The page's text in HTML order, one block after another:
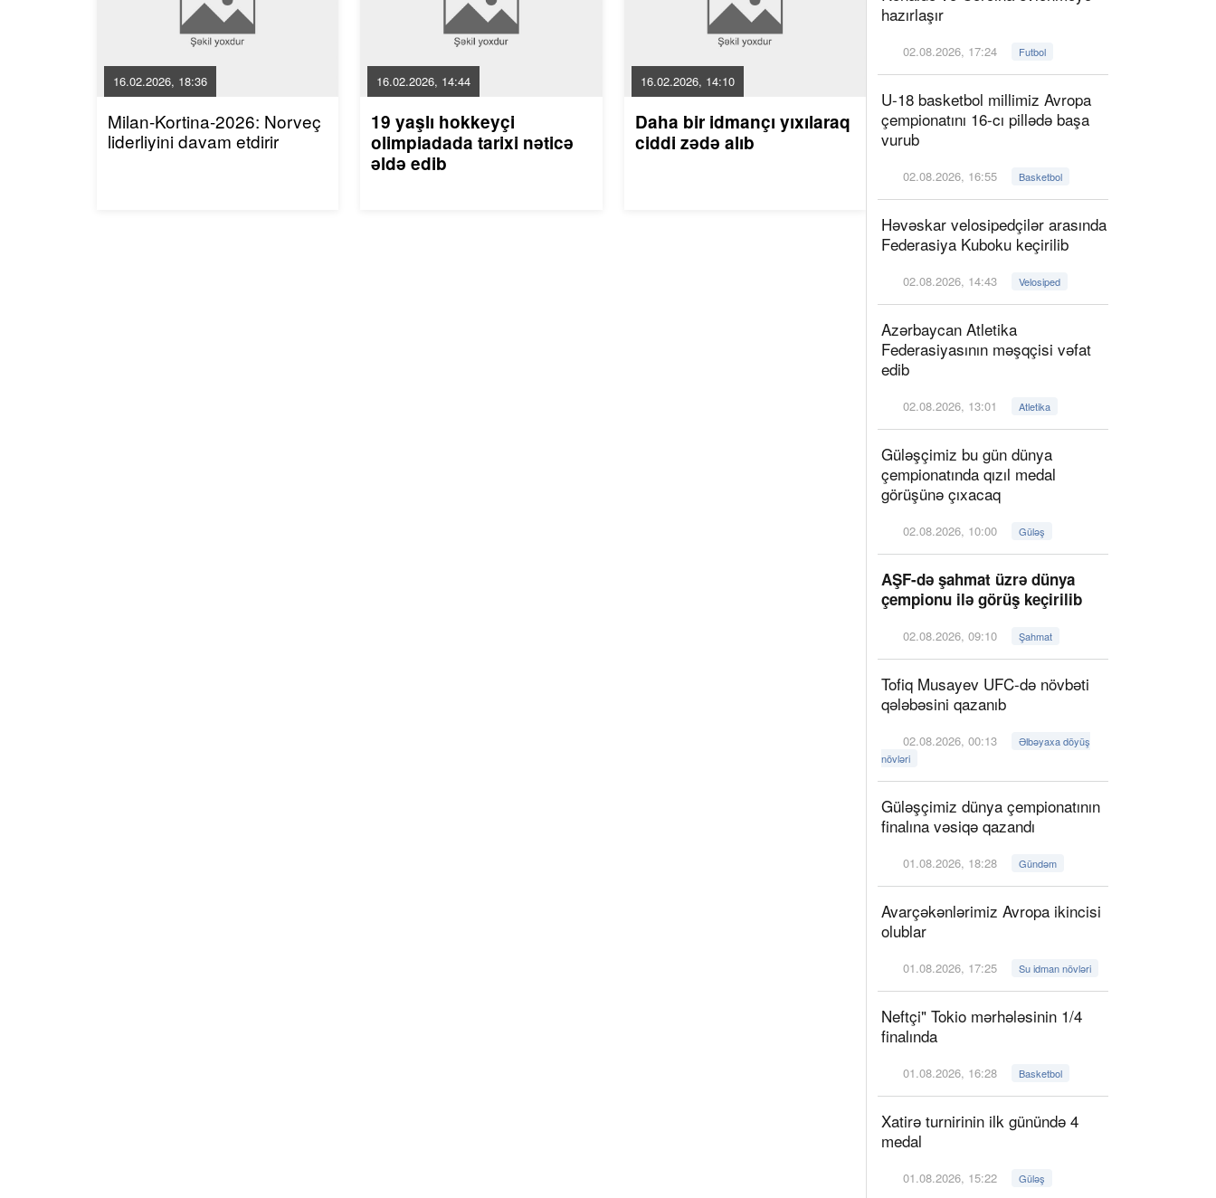
16.02.2026, 18:36
Milan-Kortina-2026: Norveç
liderliyini davam etdirir
16.02.2026, 14:44
19 yaşlı hokkeyçi
olimpiadada tarixi nəticə
əldə edib
16.02.2026, 14:10
Daha bir idmançı yıxılaraq
ciddi zədə alıb
hazırlaşır
02.08.2026, 17:24 Futbol
U-18 basketbol millimiz Avropa
çempionatını 16-cı pillədə başa
vurub
02.08.2026, 16:55 Basketbol
Həvəskar velosipedçilər arasında
Federasiya Kuboku keçirilib
02.08.2026, 14:43 Velosiped
Azərbaycan Atletika
Federasiyasının məşqçisi vəfat
edib
02.08.2026, 13:01 Atletika
Güləşçimiz bu gün dünya
çempionatında qızıl medal
görüşünə çıxacaq
02.08.2026, 10:00 Güləş
AŞF-də şahmat üzrə dünya
çempionu ilə görüş keçirilib
02.08.2026, 09:10 Şahmat
Tofiq Musayev UFC-də növbəti
qələbəsini qazanıb
02.08.2026, 00:13
Əlbəyaxa döyüş
növləri
Güləşçimiz dünya çempionatının
finalına vəsiqə qazandı
01.08.2026, 18:28 Gündəm
Avarçəkənlərimiz Avropa ikincisi
olublar
01.08.2026, 17:25 Su idman növləri
Neftçi" Tokio mərhələsinin 1/4
finalında
01.08.2026, 16:28 Basketbol
Xatirə turnirinin ilk günündə 4
medal
01.08.2026, 15:22 Güləş